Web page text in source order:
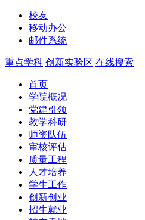
校友
移动办公
邮件系统
重点学科 创新实验区 在线搜索
首页
学院概况
党建引领
教学科研
师资队伍
审核评估
质量工程
人才培养
学生工作
创新创业
招生就业